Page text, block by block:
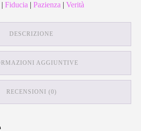
| Fiducia | Pazienza | Verità
DESCRIZIONE
AGGIUNTIVE
RECENSIONI (0)